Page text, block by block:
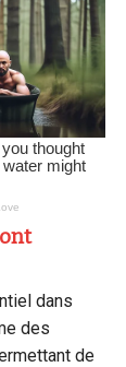
dans
des
de